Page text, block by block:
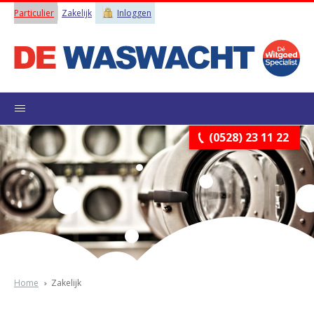
Particulier Zakelijk Inloggen
(0528) 23 11 22
Home Zakelijk